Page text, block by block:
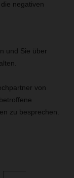
negativen
und Sie über
von
zu besprechen.